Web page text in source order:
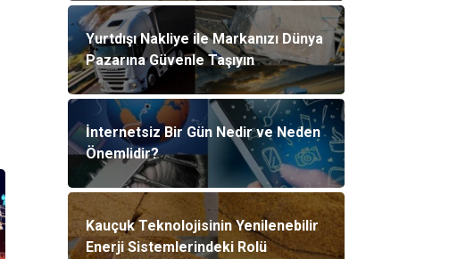
Yurtdışı Nakliye ile Markanızı Dünya
Pazarına Güvenle Taşıyın
İnternetsiz Bir Gün Nedir ve Neden
Önemlidir?
Kauçuk Teknolojisinin Yenilenebilir
Enerji Sistemlerindeki Rolü